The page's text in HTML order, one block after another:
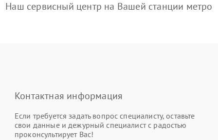
Наш сервисный центр на Вашей станции метро
Контактная информация
Если требуется задать вопрос специалисту, оставьте
свои данные и дежурный специалист с радостью
проконсультирует Вас!